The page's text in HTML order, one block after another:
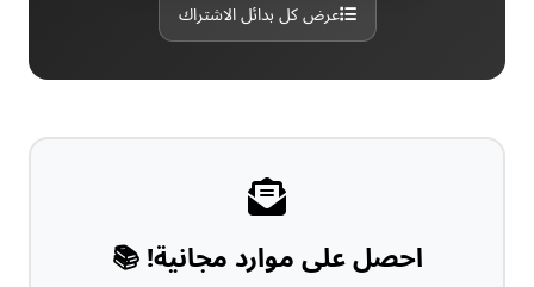
عرض كل بدائل الاشتراك
احصل على موارد مجانية! 📚